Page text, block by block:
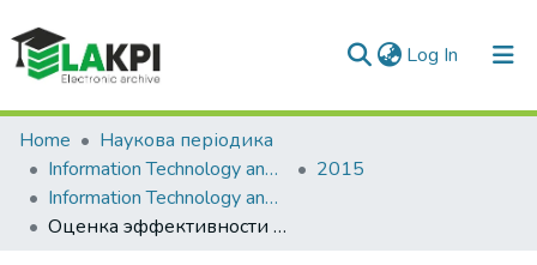
Log In (current)
Communities & Collections
All of DSpace
Statistics
Home
Наукова періодика
Information Technology and Security
2015
Information Technology and Security, Vol. 3, Iss. 2 (5)
Оценка эффективности отдельных признаков и их совокупностей для индивидуального распознавания объектов